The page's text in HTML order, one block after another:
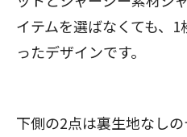
イテムを選ばなくても、
ったデザインです。
下側の2点は裏生地なし